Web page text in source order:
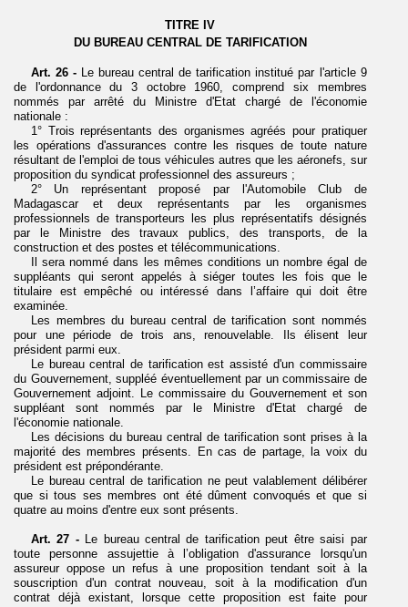
TITRE IV
DU BUREAU CENTRAL DE TARIFICATION
Art. 26 - Le bureau central de tarification institué par l'article 9
de l'ordonnance du 3 octobre
1960, comprend six membres
nommés par arrêté du Ministre d'Etat chargé de l'économie
nationale :
1° Trois représentants des organismes agréés pour pratiquer
les opérations d'assurances contre les risques de toute nature
résultant de l'emploi de tous véhicules autres que les aéronefs, sur
proposition du syndicat professionnel des assureurs ;
2° Un représentant proposé par l'Automobile Club de
Madagascar et deux représentants par les organismes
professionnels de transporteurs les plus représentatifs désignés
par le Ministre des travaux publics, des transports, de la
construction et des postes et télécommunications.
Il sera nommé dans les mêmes conditions un nombre égal de
suppléants qui seront appelés à siéger toutes les fois que le
titulaire est empêché ou intéressé dans l’affaire qui doit être
examinée.
Les membres du bureau central de tarification sont nommés
pour une période de trois ans, renouvelable. Ils élisent leur
président parmi eux.
Le bureau central de tarification est assisté d'un commissaire
du Gouvernement, suppléé éventuellement par un commissaire de
Gouvernement adjoint. Le commissaire du Gouvernement et son
suppléant sont nommés par le Ministre d'Etat chargé de
l'économie nationale.
Les décisions du bureau central de tarification sont prises à la
majorité des membres présents. En cas de partage, la voix du
président est prépondérante.
Le bureau central de tarification ne peut valablement délibérer
que si tous ses membres ont été dûment convoqués et que si
quatre au moins d'entre eux sont présents.
Art. 27 -Le bureau central de tarification peut être saisi par
toute personne assujettie à l’obligation d'assurance lorsqu'un
assureur oppose un refus à une proposition tendant soit à la
souscription d'un contrat nouveau, soit à la modification d'un
contrat déjà existant, lorsque cette proposition est faite pour